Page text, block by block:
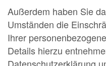
Außerdem haben Sie
Umständen die
Ihrer
Details hierzu
Datenschutzerklärung